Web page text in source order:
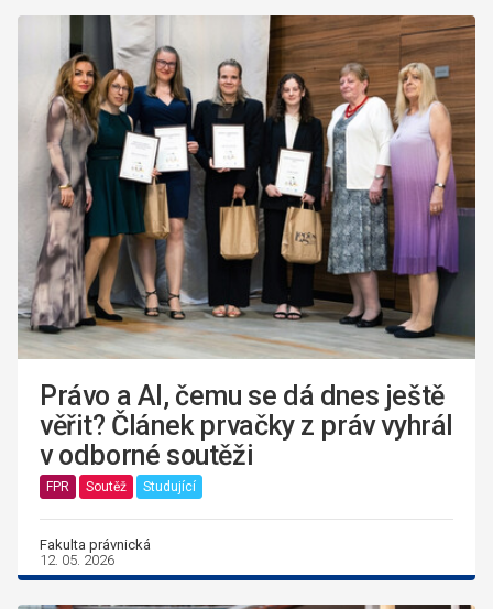
Právo a AI, čemu se dá dnes ještě
věřit? Článek prvačky z práv vyhrál
v odborné soutěži
FPR Soutěž Studující
Fakulta právnická
12. 05. 2026